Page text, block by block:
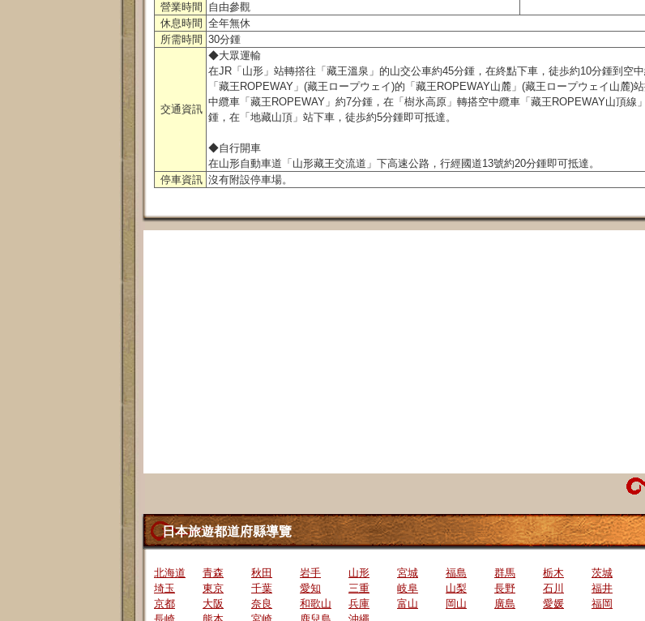
營業時間
自由參觀
休息時間 全年無休
所需時間 30分鍾
交通資訊
◆大眾運輸
在JR「山形」站轉撘往「藏王溫泉」的山交公車約45分鍾，在終點下車，徒歩約10分鍾到空
「藏王ROPEWAY」(藏王ロープウェイ)的「藏王ROPEWAY山麓」(藏王ロープウェイ山麓)
中纜車「藏王ROPEWAY」約7分鍾，在「樹氷高原」轉搭空中纜車「藏王ROPEWAY山頂線
鍾，在「地藏山頂」站下車，徒歩約5分鍾即可抵達。
◆自行開車
在山形自動車道「山形藏王交流道」下高速公路，行經國道13號約20分鍾即可抵達。
停車資訊 沒有附設停車場。
日本旅遊都道府縣導覽
北海道 青森 秋田 岩手 山形 宮城 福島 群馬 栃木
茨城
埼玉
東京 千葉 愛知 三重 岐阜 山梨 長野 石川
福井
京都
大阪 奈良 和歌山 兵庫 富山 岡山 廣島 愛媛
福岡